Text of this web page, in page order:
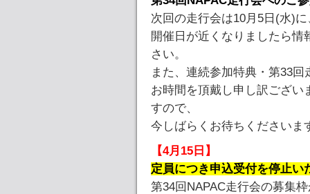
次回の走行会は10月5日(水)
開催日が近くなりましたら
さい。
また、連続参加特典・第33
お時間を頂戴し申し訳ござい
すので、
今しばらくお待ちくださいま
【4月15日】
定員につき申込受付を停止い
第34回NAPAC走行会の募集